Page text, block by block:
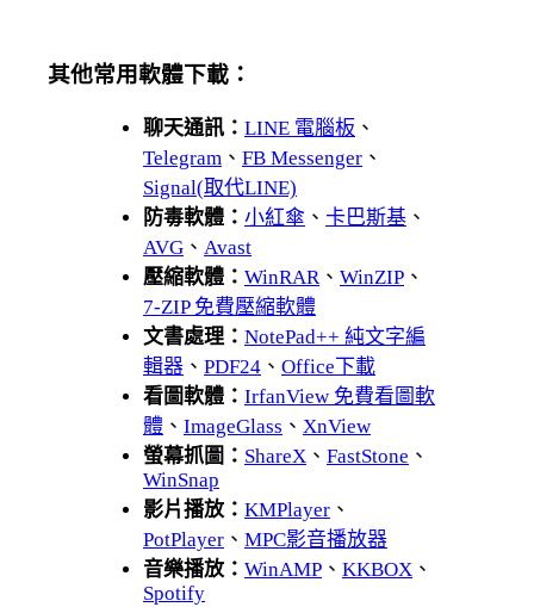
其他常用軟體下載：
聊天通訊： LINE 電腦板 、
Telegram 、 FB Messenger 、
Signal(取代LINE)
防毒軟體： 小紅傘 、 卡巴斯基 、
AVG 、 Avast
壓縮軟體： WinRAR、 WinZIP 、
7-ZIP 免費壓縮軟體
文書處理： NotePad++ 純文字編
輯器 、 PDF24 、 Office下載
看圖軟體： IrfanView 免費看圖軟
體 、 ImageGlass 、 XnView
螢幕抓圖： ShareX 、 FastStone 、
WinSnap
影片播放： KMPlayer 、
PotPlayer 、 MPC影音播放器
音樂播放： WinAMP 、 KKBOX 、
Spotify